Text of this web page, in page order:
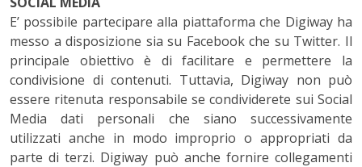
E’ possibile partecipare alla piattaforma che Digiway ha
messo a disposizione sia su Facebook che su Twitter. Il
principale obiettivo è di facilitare e permettere la
condivisione di contenuti. Tuttavia, Digiway non può
essere ritenuta responsabile se condividerete sui Social
Media dati personali che siano successivamente
utilizzati anche in modo improprio o appropriati da
parte di terzi. Digiway può anche fornire collegamenti